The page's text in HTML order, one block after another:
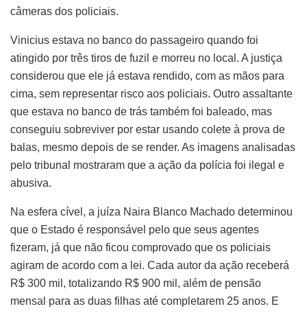
câmeras dos policiais.
Vinicius estava no banco do passageiro quando foi
atingido por três tiros de fuzil e morreu no local. A justiça
considerou que ele já estava rendido, com as mãos para
cima, sem representar risco aos policiais. Outro assaltante
que estava no banco de trás também foi baleado, mas
conseguiu sobreviver por estar usando colete à prova de
balas, mesmo depois de se render. As imagens analisadas
pelo tribunal mostraram que a ação da polícia foi ilegal e
abusiva.
Na esfera cível, a juíza Naira Blanco Machado determinou
que o Estado é responsável pelo que seus agentes
fizeram, já que não ficou comprovado que os policiais
agiram de acordo com a lei. Cada autor da ação receberá
R$ 300 mil, totalizando R$ 900 mil, além de pensão
mensal para as duas filhas até completarem 25 anos. E